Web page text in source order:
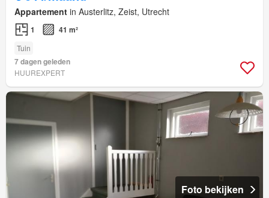
Appartement in Austerlitz, Zeist, Utrecht
1 41 m²
Tuin
7 dagen geleden
HUUREXPERT
Foto bekijken